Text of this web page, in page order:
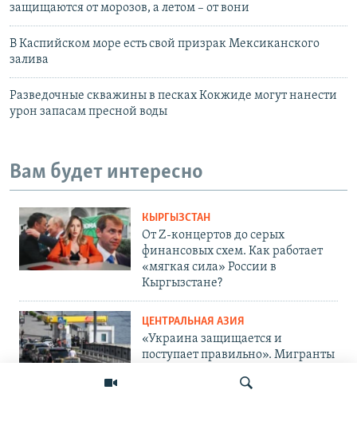
защищаются от морозов, а летом – от вони
В Каспийском море есть свой призрак Мексиканского
залива
Разведочные скважины в песках Кокжиде могут нанести
урон запасам пресной воды
Вам будет интересно
КЫРГЫЗСТАН
От Z-концертов до серых
финансовых схем. Как работает
«мягкая сила» России в
Кыргызстане?
ЦЕНТРАЛЬНАЯ АЗИЯ
«Украина защищается и
поступает правильно». Мигранты
и его последствиях